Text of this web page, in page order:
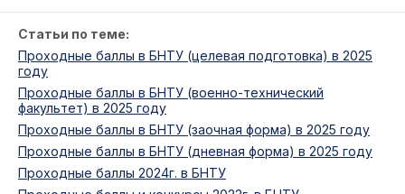
Статьи по теме:
Проходные баллы в БНТУ (целевая подготовка) в 2025
году
Проходные баллы в БНТУ (военно-технический
факультет) в 2025 году
Проходные баллы в БНТУ (заочная форма) в 2025 году
Проходные баллы в БНТУ (дневная форма) в 2025 году
Проходные баллы 2024г. в БНТУ